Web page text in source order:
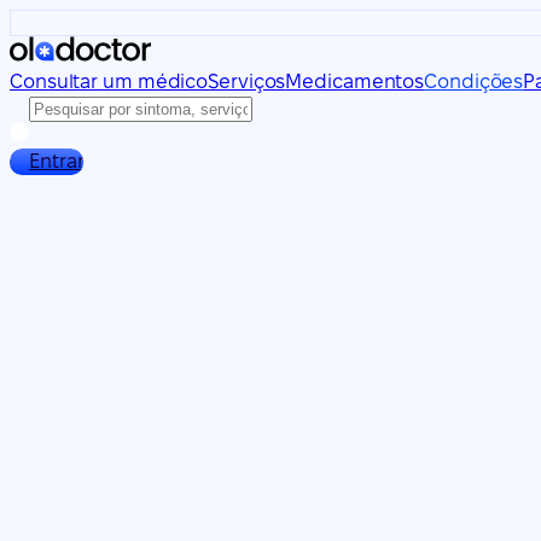
Consultar um médicoServiçosMedicamentosCondições
Entrar